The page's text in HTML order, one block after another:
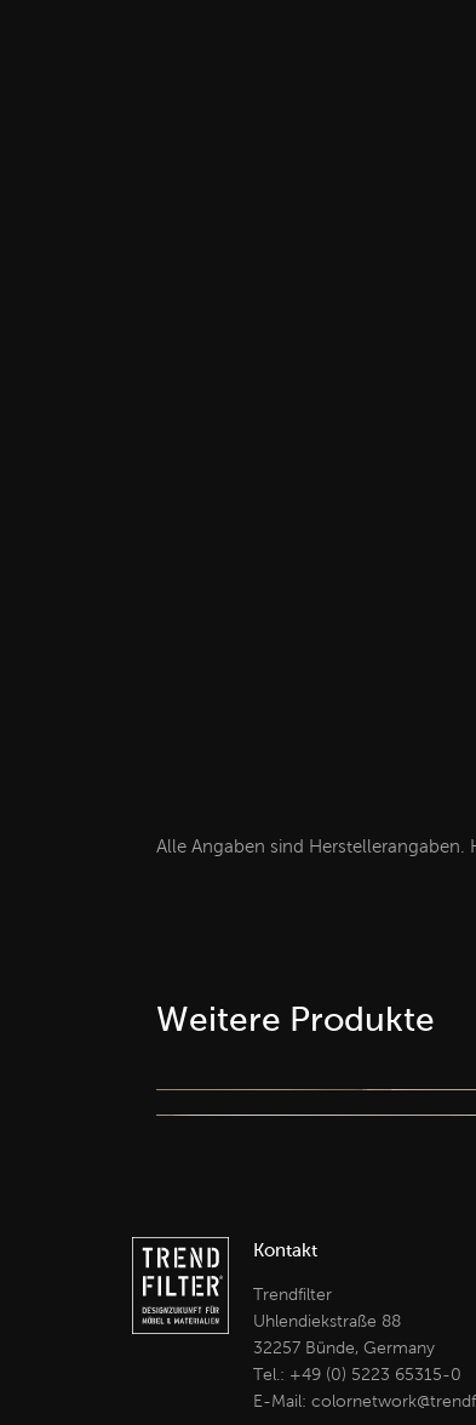
Alle Angaben sind Herstellerangaben.
Weitere Produkte
Kontakt
Trendfilter
Uhlendiekstraße 88
32257 Bünde, Germany
Tel.: +49 (0) 5223 65315-0
E-Mail: colornetwork@